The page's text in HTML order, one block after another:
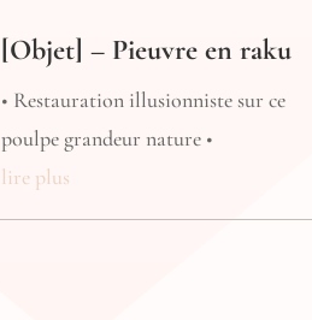
[Objet] – Pieuvre en raku
• Restauration illusionniste sur ce
poulpe grandeur nature •
lire plus